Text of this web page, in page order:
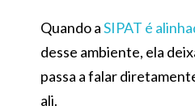
Quando aSIPAT é
desse ambiente, ela
passa a falar
ali.